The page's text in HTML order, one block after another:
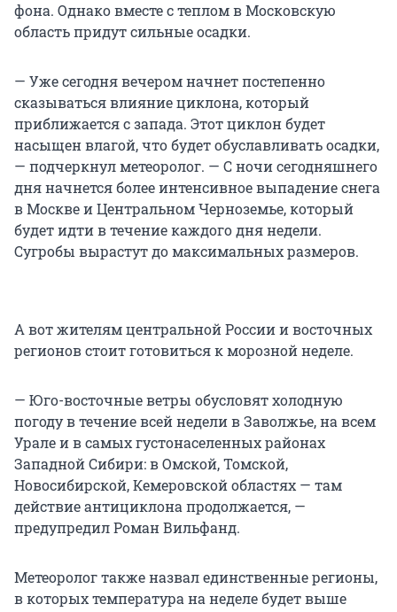
фона. Однако вместе с теплом в Московскую
область придут сильные осадки.
— Уже сегодня вечером начнет постепенно
сказываться влияние циклона, который
приближается с запада. Этот циклон будет
насыщен влагой, что будет обуславливать осадки,
— подчеркнул метеоролог. — С ночи сегодняшнего
дня начнется более интенсивное выпадение снега
в Москве и Центральном Черноземье, который
будет идти в течение каждого дня недели.
Сугробы вырастут до максимальных размеров.
А вот жителям центральной России и восточных
регионов стоит готовиться к морозной неделе.
— Юго-восточные ветры обусловят холодную
погоду в течение всей недели в Заволжье, на всем
Урале и в самых густонаселенных районах
Западной Сибири: в Омской, Томской,
Новосибирской, Кемеровской областях — там
действие антициклона продолжается, —
предупредил Роман Вильфанд.
Метеоролог также назвал единственные регионы,
в которых температура на неделе будет выше